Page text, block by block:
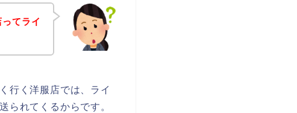
てライ
行く洋服店では、ライ
られてくるからです。